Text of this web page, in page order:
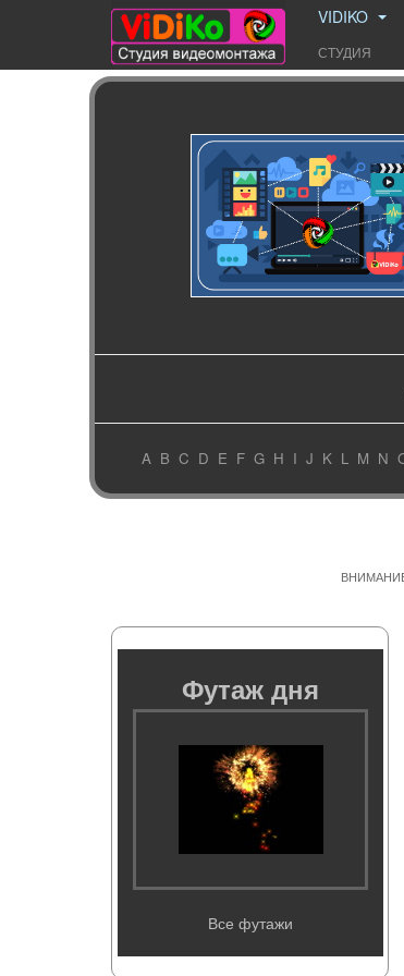
VIDIKO
СТУДИЯ
A B C D E F G H I J K L M N
ВНИМАНИЕ!
Футаж дня
Все футажи